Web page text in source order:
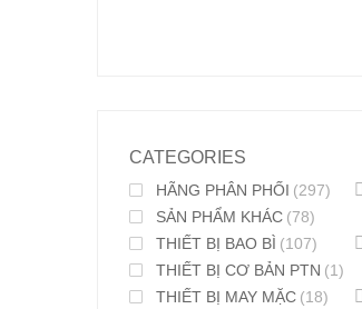
CATEGORIES
HÃNG PHÂN PHỐI (297)
SẢN PHẨM KHÁC (78)
THIẾT BỊ BAO BÌ (107)
THIẾT BỊ CƠ BẢN PTN (1)
THIẾT BỊ MAY MẶC (18)